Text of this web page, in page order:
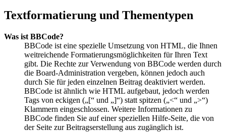
Textformatierung und Thementypen
Was ist BBCode?
BBCode ist eine spezielle Umsetzung von HTML, die Ihnen
weitreichende Formatierungsmöglichkeiten für Ihren Text
gibt. Die Rechte zur Verwendung von BBCode werden durch
die Board-Administration vergeben, können jedoch auch
durch Sie für jeden einzelnen Beitrag deaktiviert werden.
BBCode ist ähnlich wie HTML aufgebaut, jedoch werden
Tags von eckigen („[“ und „]“) statt spitzen („<“ und „>“)
Klammern eingeschlossen. Weitere Informationen zu
BBCode finden Sie auf einer speziellen Hilfe-Seite, die von
der Seite zur Beitragserstellung aus zugänglich ist.